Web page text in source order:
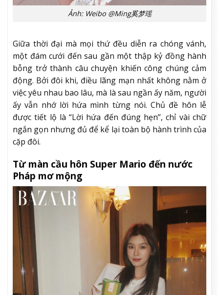
Ảnh: Weibo @Ming奚梦瑶
Giữa thời đại mà mọi thứ đều diễn ra chóng vánh,
một đám cưới đến sau gần một thập kỷ đồng hành
bỗng trở thành câu chuyện khiến công chúng cảm
động. Bởi đôi khi, điều lãng mạn nhất không nằm ở
việc yêu nhau bao lâu, mà là sau ngần ấy năm, người
ấy vẫn nhớ lời hứa mình từng nói. Chủ đề hôn lễ
được tiết lộ là “Lời hứa đến đúng hẹn”, chỉ vài chữ
ngắn gọn nhưng đủ để kể lại toàn bộ hành trình của
cặp đôi.
Từ màn cầu hôn Super Mario đến nước
Pháp mơ mộng